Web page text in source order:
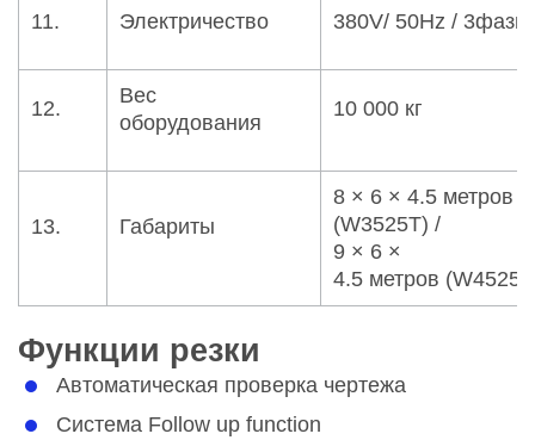
11. Электричество 380V/ 50Hz / 3фазы
12.
Вес
оборудования
10 000 кг
13. Габариты
8 × 6 × 4.5 метров
(W3525T) /
9 × 6 ×
4.5 метров
Функции резки
Автоматическая проверка чертежа
Система Follow up function